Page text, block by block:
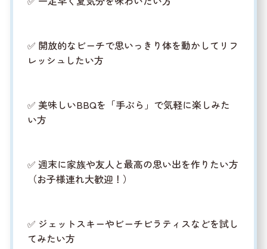
✅ 開放的なビーチで思いっきり体を動かしてリフ
レッシュしたい方
✅ 美味しいBBQを「手ぶら」で気軽に楽しみた
い方
✅ 週末に家族や友人と最高の思い出を作りたい方
（お子様連れ大歓迎！）
✅ ジェットスキーやビーチピラティスなどを試し
てみたい方